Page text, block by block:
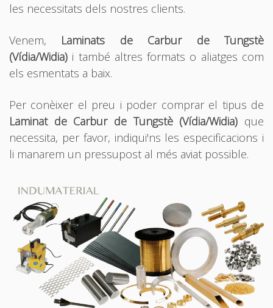
les necessitats dels nostres clients.
Venem, Laminats de Carbur de Tungstè
(Vídia/Widia) i també altres formats o aliatges com
els esmentats a baix.
Per conèixer el preu i poder comprar el tipus de
Laminat de Carbur de Tungstè (Vídia/Widia) que
necessita, per favor, indiqui'ns les especificacions i
li manarem un pressupost al més aviat possible.